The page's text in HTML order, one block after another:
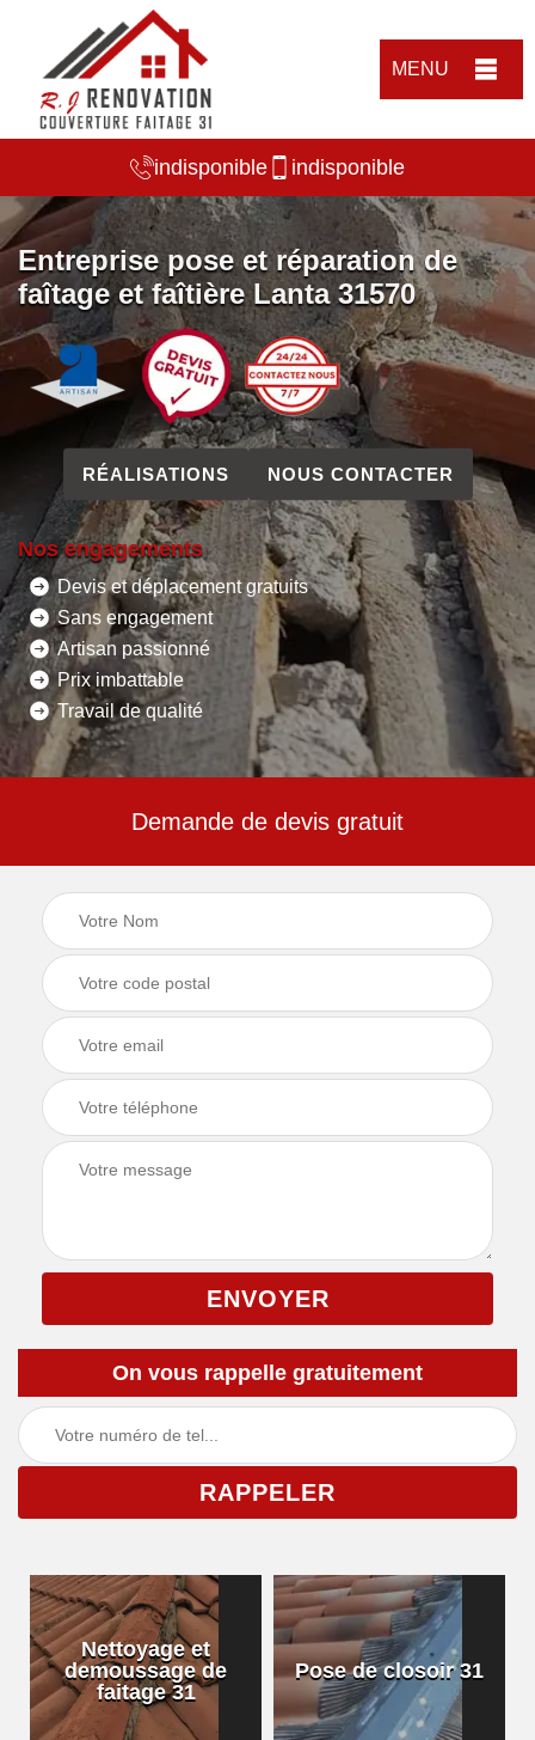
MENU
indisponible indisponible
Entreprise pose et réparation de
faîtage et faîtière Lanta 31570
RÉALISATIONS NOUS CONTACTER
Nos engagements
Devis et déplacement gratuits
Sans engagement
Artisan passionné
Prix imbattable
Travail de qualité
Demande de devis gratuit
On vous rappelle gratuitement
Nettoyage et
demoussage de
faitage 31
Pose de closoir 31